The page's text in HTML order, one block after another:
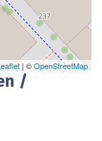
| ©OpenStreetMap
/